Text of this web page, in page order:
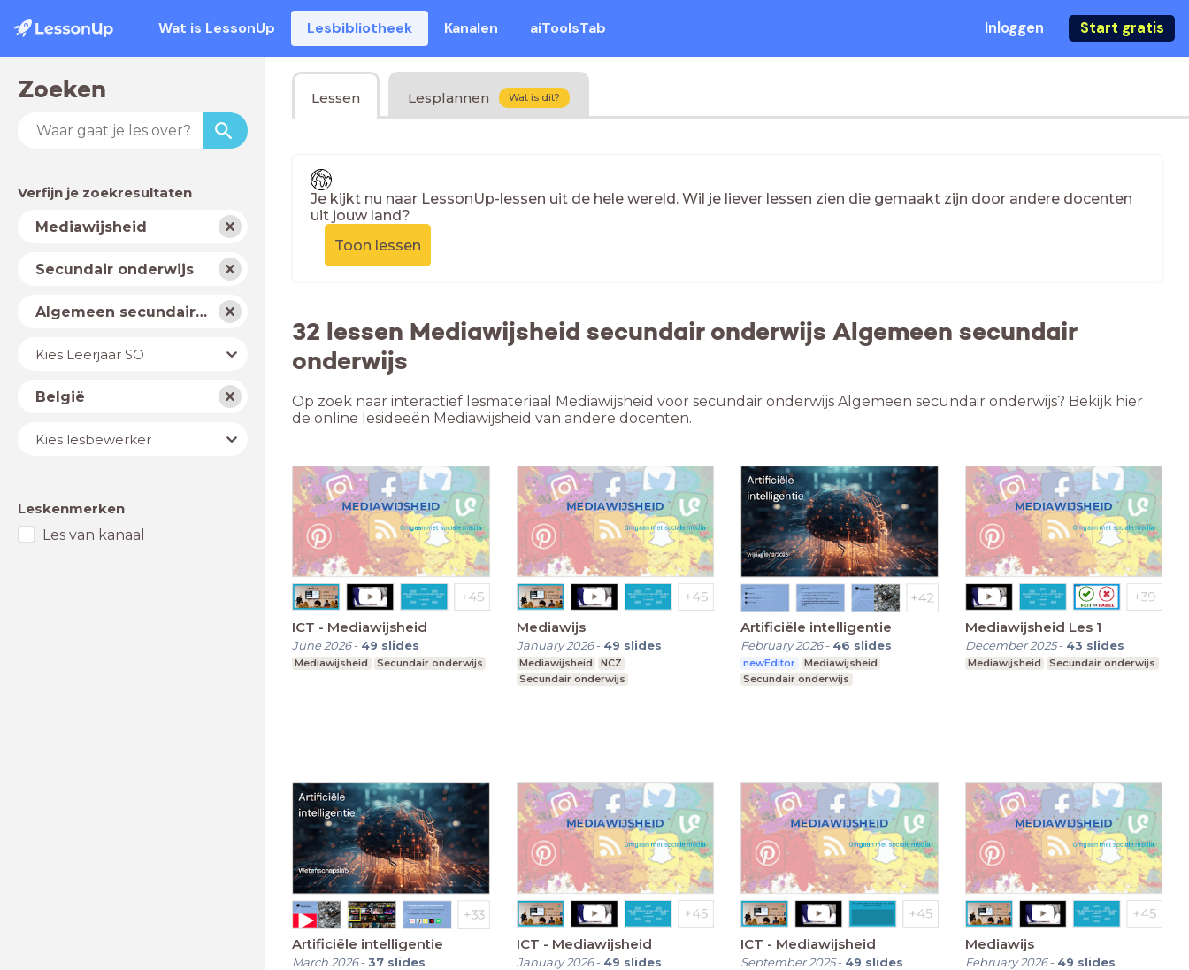
Wat is LessonUp Lesbibliotheek Kanalen aiToolsTab Inloggen Start gratis
Zoeken
Verfijn je zoekresultaten
VakMediawijsheid
Schooltype
Secundair onderwijs
Niveau Algemeen secundair onderwijs
JaarKies Leerjaar SO
LandBelgië
Lesbewerker
Kies lesbewerker
Leskenmerken
Les van kanaal
Lessen Lesplannen Wat is dit?
Je kijkt nu naar LessonUp-lessen uit de hele wereld. Wil je liever lessen zien die gemaakt zijn door andere docenten
uit jouw land?
Toon lessen
32 lessen Mediawijsheid secundair onderwijs Algemeen secundair
onderwijs
Op zoek naar interactief lesmateriaal Mediawijsheid voor secundair onderwijs Algemeen secundair onderwijs? Bekijk hier
de online lesideeën Mediawijsheid van andere docenten.
ICT - Mediawijsheid
June 2026- 49 slides
Mediawijsheid Secundair onderwijs
Mediawijs
January 2026- 49 slides
Mediawijsheid
NCZ
Secundair onderwijs
Artificiële intelligentie
February 2026- 46 slides
newEditor
Mediawijsheid
Secundair onderwijs
Mediawijsheid Les 1
December 2025- 43 slides
Mediawijsheid Secundair onderwijs
Artificiële intelligentie
March 2026-37 slides
ICT - Mediawijsheid
January 2026- 49 slides
ICT - Mediawijsheid
September 2025- 49 slides
Mediawijs
February 2026- 49 slides